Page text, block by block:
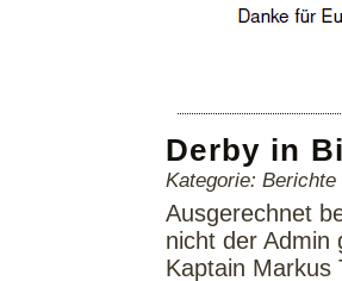
Derby in
Kategorie: Berichte
Ausgerechnet
nicht der Admin
Kaptain Markus